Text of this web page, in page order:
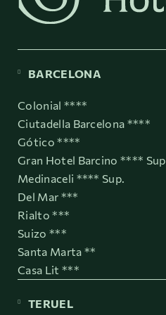
BARCELONA
Colonial ****
Ciutadella Barcelona ****
Gótico ****
Gran Hotel Barcino **** Sup.
Medinaceli **** Sup.
Del Mar ***
Rialto ***
Suizo ***
Santa Marta **
Casa Lit ***
TERUEL